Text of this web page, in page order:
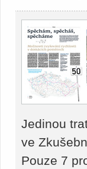
Jedinou
ve
Pouze 7